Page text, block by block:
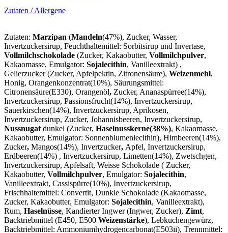
Zutaten / Allergene
Zutaten: Marzipan (Mandeln(47%), Zucker, Wasser,
Invertzuckersirup, Feuchthaltemittel: Sorbitsirup und Invertase,
Vollmilchschokolade (Zucker, Kakaobutter, Vollmilchpulver,
Kakaomasse, Emulgator: Sojalecithin, Vanilleextrakt) ,
Gelierzucker (Zucker, Apfelpektin, Zitronensäure), Weizenmehl,
Honig, Orangenkonzentrat(10%), Säurungsmittel:
Citronensäure(E330), Orangenöl, Zucker, Ananaspürree(14%),
Invertzuckersirup, Passionsfrucht(14%), Invertzuckersirup,
Sauerkirschen(14%), Invertzuckersirup, Aprikosen,
Invertzuckersirup, Zucker, Johannisbeeren, Invertzuckersirup,
Nussnugat dunkel (Zucker, Haselnusskerne(38%), Kakaomasse,
Kakaobutter, Emulgator: Sonnenblumenlecithin), Himbeeren(14%),
Zucker, Mangos(14%), Invertzucker, Apfel, Invertzuckersirup,
Erdbeeren(14%) , Invertzuckersirup, Limetten(14%), Zwetschgen,
Invertzuckersirup, Apfelsaft, Weisse Schokolade ( Zucker,
Kakaobutter, Vollmilchpulver, Emulgator: Sojalecithin,
Vanilleextrakt, Cassispürre(10%), Invertzuckersirup,
Frischhaltemittel: Convertit, Dunkle Schokolade (Kakaomasse,
Zucker, Kakaobutter, Emulgator: Sojalecithin, Vanilleextrakt),
Rum, Haselnüsse, Kandierter Ingwer (Ingwer, Zucker), Zimt,
Backtriebmittel (E450, E500 Weizenstärke), Lebkuchengewürz,
Backtriebmittel: Ammoniumhydrogencarbonat(E503ii), Trennmittel: